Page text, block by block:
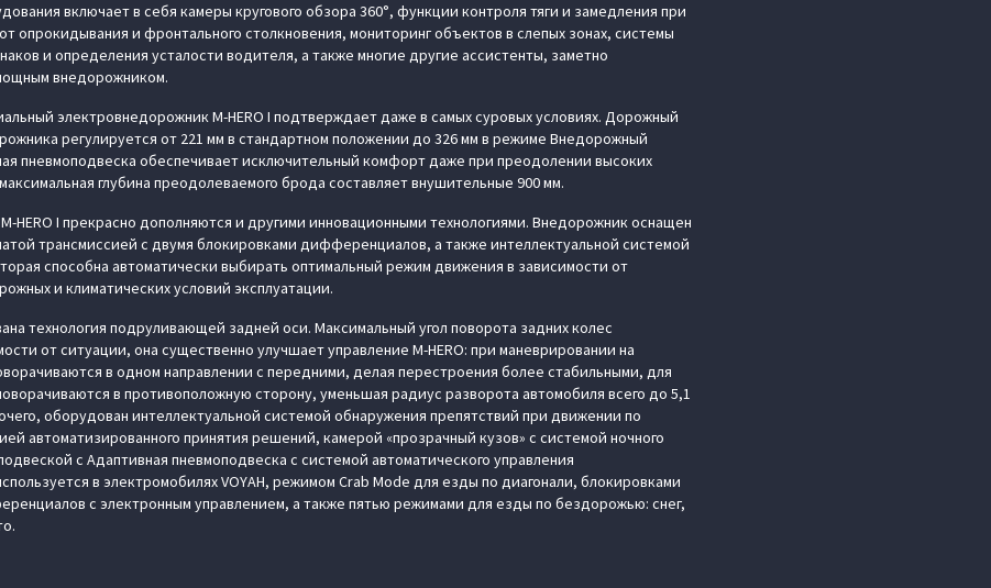
включает в себя камеры кругового обзора 360°, функции контроля тяги и замедления при
опрокидывания и фронтального столкновения, мониторинг объектов в слепых зонах, системы
и определения усталости водителя, а также многие другие ассистенты, заметно
внедорожником.
электровнедорожник M‑HERO I подтверждает даже в самых суровых условиях. Дорожный
регулируется от 221 мм в стандартном положении до 326 мм в режиме Внедорожный
пневмоподвеска обеспечивает исключительный комфорт даже при преодолении высоких
глубина преодолеваемого брода составляет внушительные 900 мм.
I прекрасно дополняются и другими инновационными технологиями. Внедорожник оснащен
трансмиссией с двумя блокировками дифференциалов, а также интеллектуальной системой
способна автоматически выбирать оптимальный режим движения в зависимости от
и климатических условий эксплуатации.
технология подруливающей задней оси. Максимальный угол поворота задних колес
от ситуации, она существенно улучшает управление M‑HERO: при маневрировании на
в одном направлении с передними, делая перестроения более стабильными, для
в противоположную сторону, уменьшая радиус разворота автомобиля всего до 5,1
оборудован интеллектуальной системой обнаружения препятствий при движении по
автоматизированного принятия решений, камерой «прозрачный кузов» с системой ночного
с Адаптивная пневмоподвеска с системой автоматического управления
в электромобилях VOYAH, режимом Crab Mode для езды по диагонали, блокировками
с электронным управлением, а также пятью режимами для езды по бездорожью: снег,